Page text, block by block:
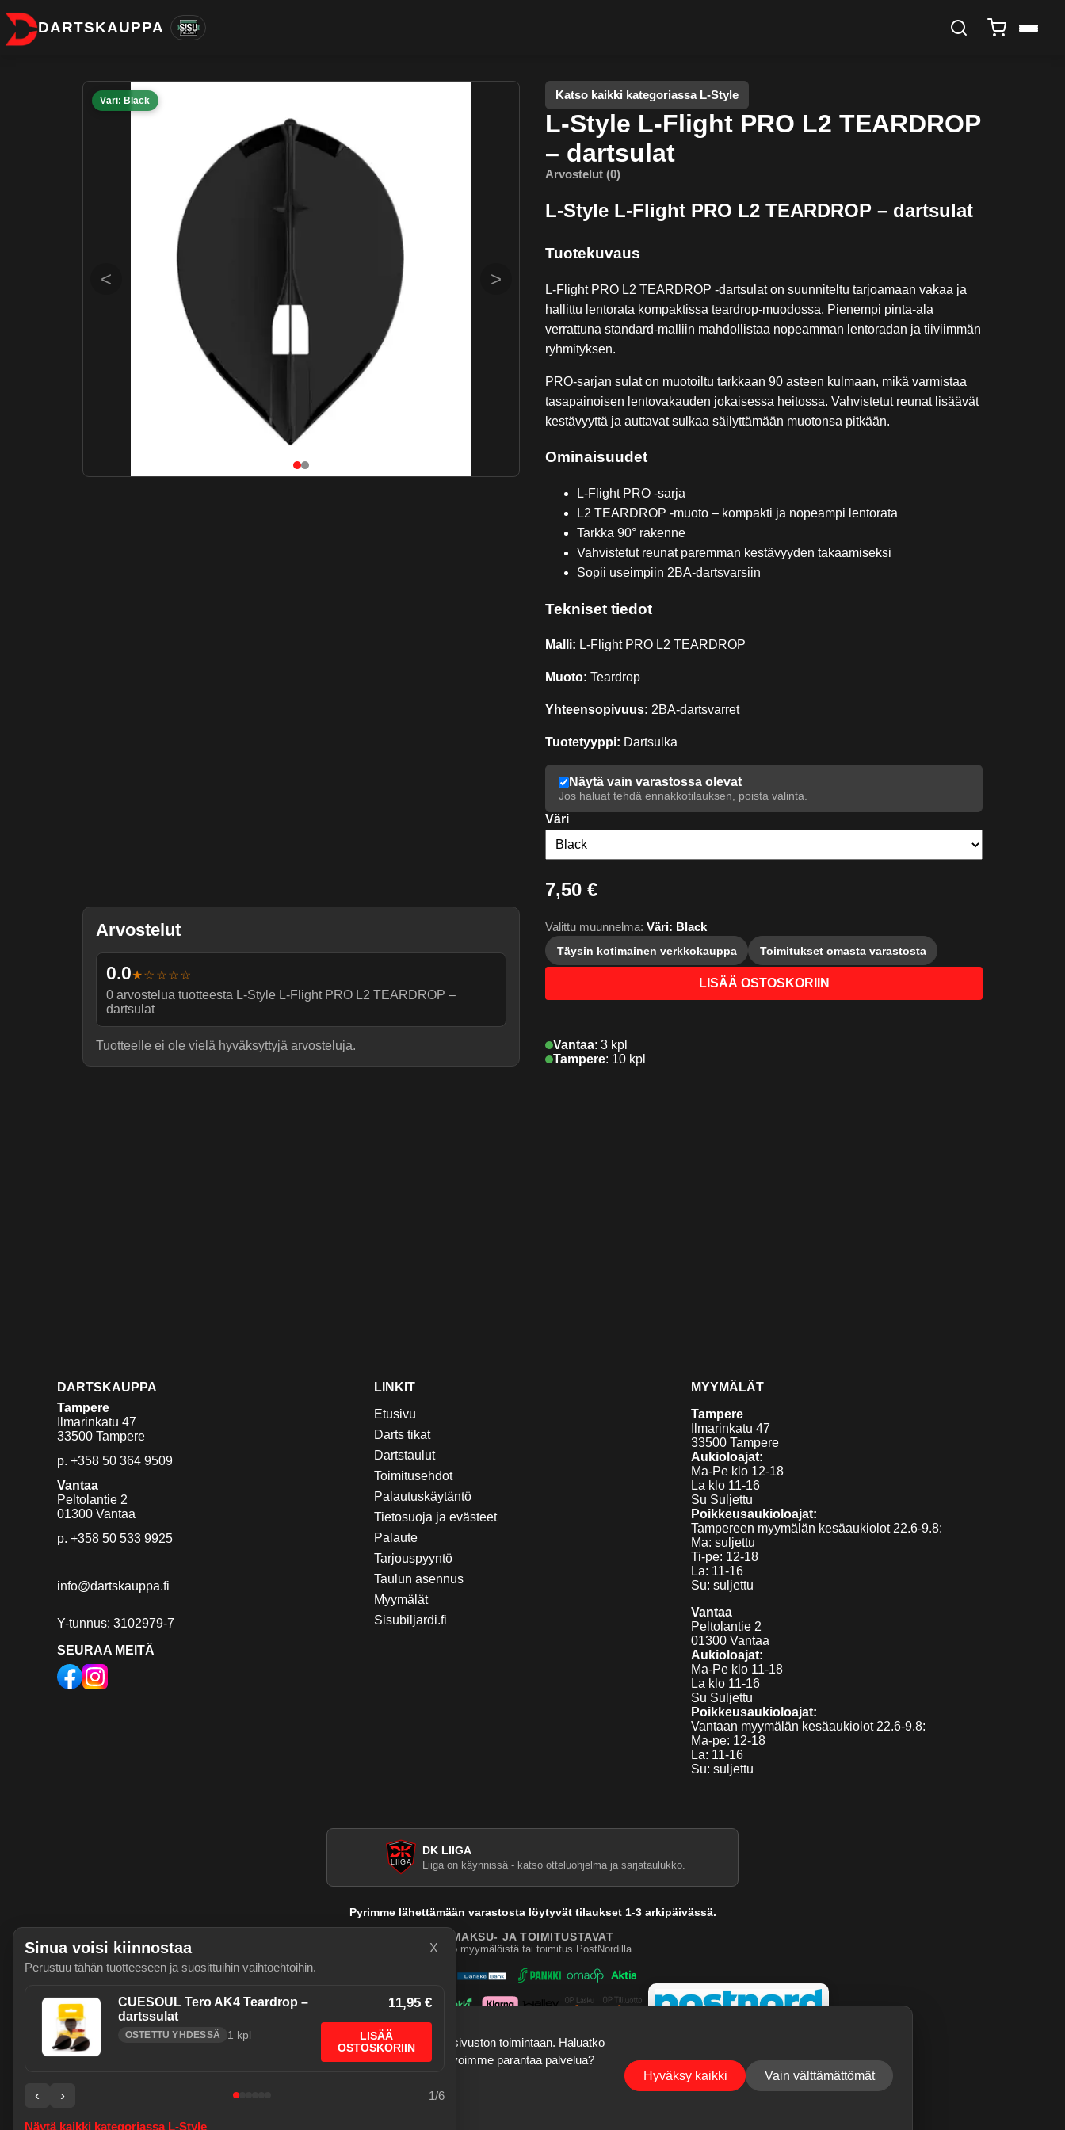
DARTSKAUPPA
Väri: Black
< >
Arvostelut
0.0★☆☆☆☆
0 arvostelua tuotteesta L-Style L-Flight PRO L2 TEARDROP –
dartsulat
Tuotteelle ei ole vielä hyväksyttyjä arvosteluja.
Katso kaikki kategoriassa L-Style
L-Style L-Flight PRO L2 TEARDROP
– dartsulat
Arvostelut (0)
L-Style L-Flight PRO L2 TEARDROP – dartsulat
Tuotekuvaus
L-Flight PRO L2 TEARDROP -dartsulat on suunniteltu tarjoamaan vakaa ja
hallittu lentorata kompaktissa teardrop-muodossa. Pienempi pinta-ala
verrattuna standard-malliin mahdollistaa nopeamman lentoradan ja tiiviimmän
ryhmityksen.
PRO-sarjan sulat on muotoiltu tarkkaan 90 asteen kulmaan, mikä varmistaa
tasapainoisen lentovakauden jokaisessa heitossa. Vahvistetut reunat lisäävät
kestävyyttä ja auttavat sulkaa säilyttämään muotonsa pitkään.
Ominaisuudet
L-Flight PRO -sarja
L2 TEARDROP -muoto – kompakti ja nopeampi lentorata
Tarkka 90° rakenne
Vahvistetut reunat paremman kestävyyden takaamiseksi
Sopii useimpiin 2BA-dartsvarsiin
Tekniset tiedot
Malli: L-Flight PRO L2 TEARDROP
Muoto: Teardrop
Yhteensopivuus: 2BA-dartsvarret
Tuotetyyppi: Dartsulka
Näytä vain varastossa olevat
Jos haluat tehdä ennakkotilauksen, poista valinta.
Väri
7,50 €
Valittu muunnelma: Väri: Black
Täysin kotimainen verkkokauppa Toimitukset omasta varastosta
LISÄÄ OSTOSKORIIN
Vantaa: 3 kpl
Tampere: 10 kpl
Sinua voisi kiinnostaa
Perustuu tähän tuotteeseen ja suosittuihin vaihtoehtoihin.
X
CUESOUL Tero AK4 Teardrop –
dartssulat
OSTETTU YHDESSÄ 1 kpl
11,95 €
LISÄÄ
OSTOSKORIIN
‹ › 1/6
Näytä kaikki kategoriassa L-Style
DARTSKAUPPA
Tampere
Ilmarinkatu 47
33500 Tampere
p. +358 50 364 9509
Vantaa
Peltolantie 2
01300 Vantaa
p. +358 50 533 9925
info@dartskauppa.fi
Y-tunnus: 3102979-7
SEURAA MEITÄ
LINKIT
Etusivu
Darts tikat
Dartstaulut
Toimitusehdot
Palautuskäytäntö
Tietosuoja ja evästeet
Palaute
Tarjouspyyntö
Taulun asennus
Myymälät
Sisubiljardi.fi
MYYMÄLÄT
Tampere
Ilmarinkatu 47
33500 Tampere
Aukioloajat:
Ma-Pe klo 12-18
La klo 11-16
Su Suljettu
Poikkeusaukioloajat:
Tampereen myymälän kesäaukiolot 22.6-9.8:
Ma: suljettu
Ti-pe: 12-18
La: 11-16
Su: suljettu
Vantaa
Peltolantie 2
01300 Vantaa
Aukioloajat:
Ma-Pe klo 11-18
La klo 11-16
Su Suljettu
Poikkeusaukioloajat:
Vantaan myymälän kesäaukiolot 22.6-9.8:
Ma-pe: 12-18
La: 11-16
Su: suljettu
DK LIIGA
Liiga on käynnissä - katso otteluohjelma ja sarjataulukko.
Pyrimme lähettämään varastosta löytyvät tilaukset 1-3 arkipäivässä.
MAKSU- JA TOIMITUSTAVAT
Nouto myymälöistä tai toimitus PostNordilla.
. Kaikki oikeudet pidätetään.
Käytämme välttämättömiä evästeitä ja tallennustietoja sivuston toimintaan. Haluatko
sallia myös tilastointievästeet (Google Analytics), jotta voimme parantaa palvelua?
Hyväksy kaikki Vain välttämättömät